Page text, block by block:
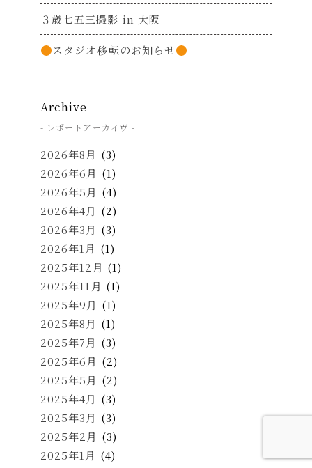
３歳七五三撮影 in 大阪
スタジオ移転のお知らせ
Archive
- レポートアーカイヴ -
2026年8月 (3)
2026年6月 (1)
2026年5月 (4)
2026年4月 (2)
2026年3月 (3)
2026年1月 (1)
2025年12月 (1)
2025年11月 (1)
2025年9月 (1)
2025年8月 (1)
2025年7月 (3)
2025年6月 (2)
2025年5月 (2)
2025年4月 (3)
2025年3月 (3)
2025年2月 (3)
2025年1月 (4)